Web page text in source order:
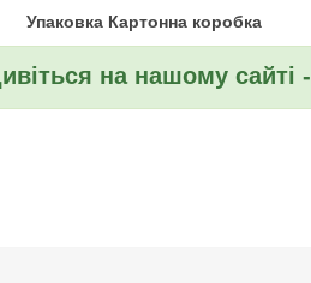
Упаковка Картонна коробка
на нашому сайті -